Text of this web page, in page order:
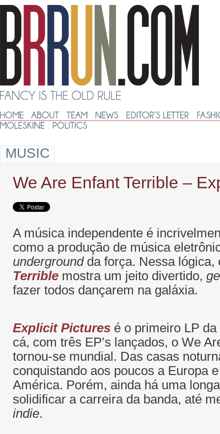
MUSIC
We Are Enfant Terrible –
A música independente é
como a produção de música
undergroundda força. Nessa
Terrible mostra um jeito divertido,
fazer todos dançarem na galáxia.
Explicit Pictures é o primeiro LP
cá, com três EP’s lançados, o We
tornou-se mundial. Das casas
conquistando aos poucos a Europa
América. Porém, ainda há uma
solidificar a carreira da banda, até
indie.